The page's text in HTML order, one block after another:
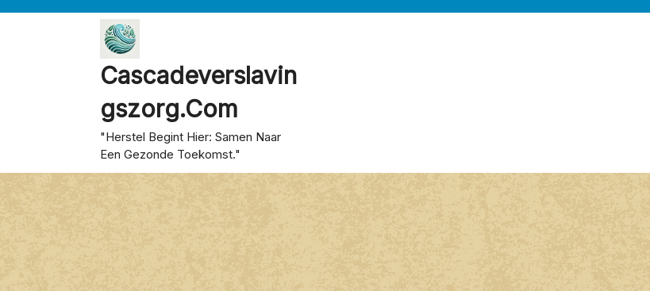
Cascadeverslavin
Gszorg.com
"Herstel Begint Hier: Samen Naar
Een Gezonde Toekomst."